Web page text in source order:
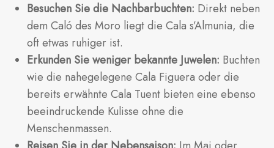
Besuchen Sie die Nachbarbuchten: Direkt neben
dem Caló des Moro liegt die Cala s’Almunia, die
oft etwas ruhiger ist.
Erkunden Sie weniger bekannte Juwelen: Buchten
wie die nahegelegene Cala Figuera oder die
bereits erwähnte Cala Tuent bieten eine ebenso
beeindruckende Kulisse ohne die
Menschenmassen.